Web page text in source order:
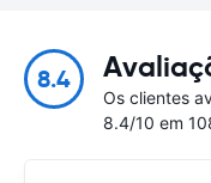
8.4
Os clientes
8.4/10 em